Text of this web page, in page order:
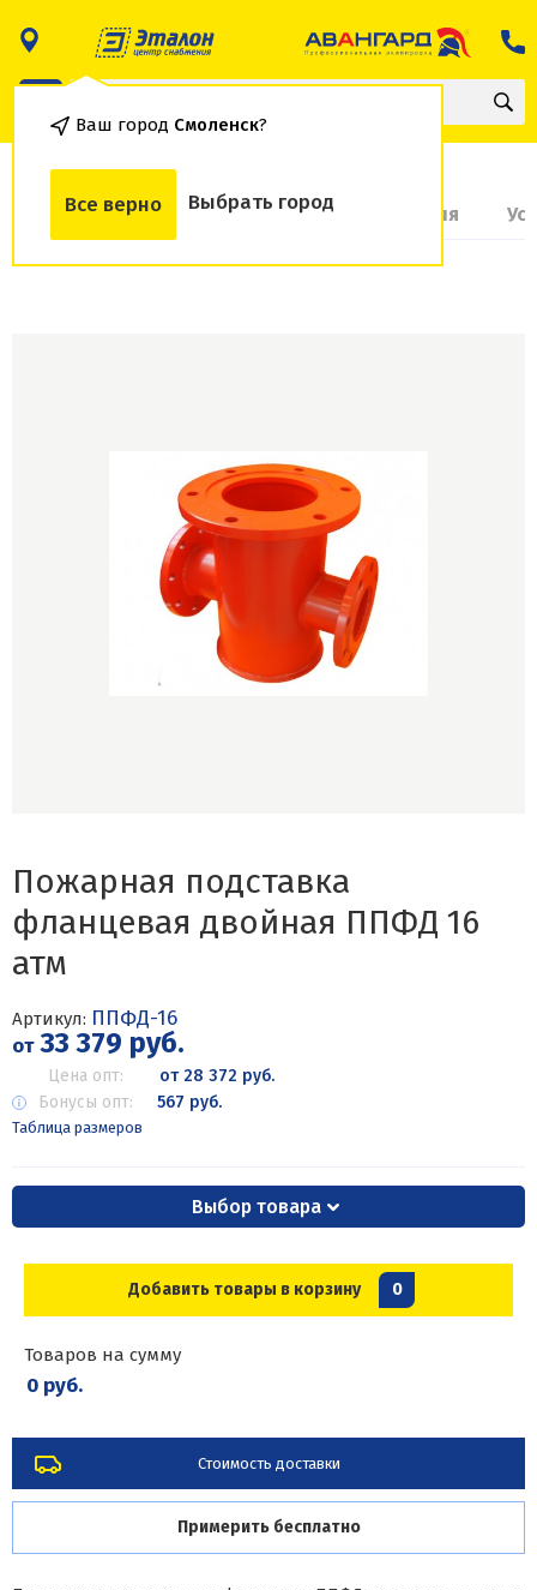
Ваш город Смоленск?
Все верно Выбрать город
О товаре Доставка и оплата Гарантия
Пожарная подставка
фланцевая двойная ППФД 16
атм
Артикул: ППФД-16
от33 379 руб.
Цена опт:
от 28 372 руб.
Бонусы опт:
567 руб.
Таблица размеров
Выбор товара
Добавить товары в корзину 0
Товаров на сумму
0 руб.
Стоимость доставки
Примерить бесплатно